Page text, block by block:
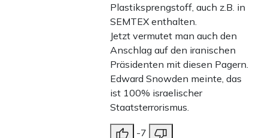
Plastiksprengstoff, auch z.B. in
SEMTEX enthalten.
Jetzt vermutet man auch den
Anschlag auf den iranischen
Präsidenten mit diesen Pagern.
Edward Snowden meinte, das
ist 100% israelischer
Staatsterrorismus.
-7